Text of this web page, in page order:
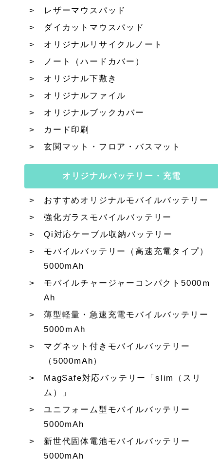
レザーマウスパッド
ダイカットマウスパッド
オリジナルリサイクルノート
ノート（ハードカバー）
オリジナル下敷き
オリジナルファイル
オリジナルブックカバー
カード印刷
玄関マット・フロア・バスマット
オリジナルバッテリー・充電
おすすめオリジナルモバイルバッテリー
強化ガラスモバイルバッテリー
Qi対応ケーブル収納バッテリー
モバイルバッテリー（高速充電タイプ）
5000mAh
モバイルチャージャーコンパクト5000ｍ
Ah
薄型軽量・急速充電モバイルバッテリー
5000ｍAh
マグネット付きモバイルバッテリー
（5000mAh）
MagSafe対応バッテリー「slim（スリ
ム）」
ユニフォーム型モバイルバッテリー
5000mAh
新世代固体電池モバイルバッテリー
5000mAh